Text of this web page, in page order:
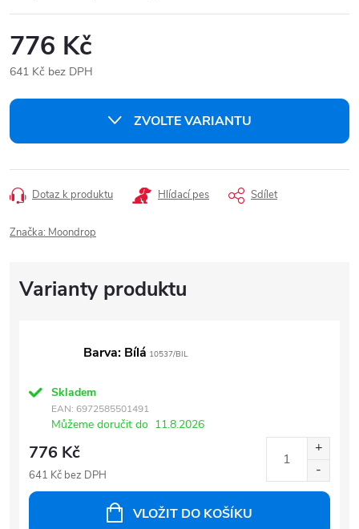
776 Kč
641 Kč bez DPH
cena:
ZVOLTE VARIANTU
Dotaz k produktu Hlídací pes Sdílet
Značka: Moondrop
Barva: Bílá 10537/BIL
Skladem
EAN: 6972585501491
Můžeme doručit do 11.8.2026
776 Kč
641 Kč bez DPH
VLOŽIT DO KOŠÍKU